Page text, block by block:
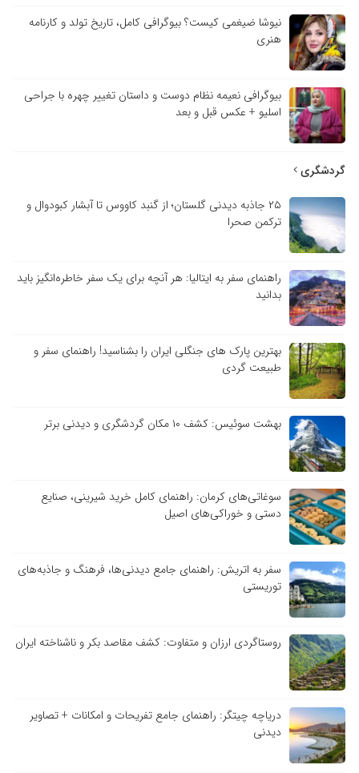
نیوشا ضیغمی کیست؟ بیوگرافی کامل، تاریخ تولد و کارنامه
هنری
بیوگرافی نعیمه نظام دوست و داستان تغییر چهره با جراحی
اسلیو + عکس قبل و بعد
گردشگری
۲۵ جاذبه دیدنی گلستان؛ از گنبد کاووس تا آبشار کبودوال و
ترکمن صحرا
راهنمای سفر به ایتالیا: هر آنچه برای یک سفر خاطره‌انگیز باید
بدانید
بهترین پارک های جنگلی ایران را بشناسید! راهنمای سفر و
طبیعت گردی
بهشت سوئیس: کشف ۱۰ مکان گردشگری و دیدنی برتر
سوغاتی‌های کرمان: راهنمای کامل خرید شیرینی، صنایع
دستی و خوراکی‌های اصیل
سفر به اتریش: راهنمای جامع دیدنی‌ها، فرهنگ و جاذبه‌های
توریستی
روستاگردی ارزان و متفاوت: کشف مقاصد بکر و ناشناخته ایران
دریاچه چیتگر: راهنمای جامع تفریحات و امکانات + تصاویر
دیدنی